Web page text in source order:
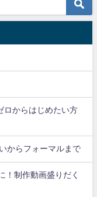
ロからはじめたい方
からフォーマルまで
！制作動画盛りだく